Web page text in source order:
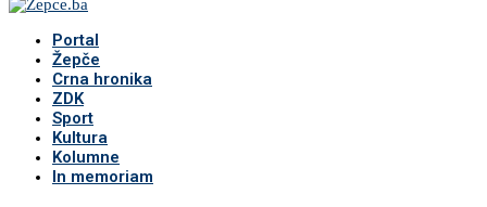
Portal
Žepče
Crna hronika
ZDK
Sport
Kultura
Kolumne
In memoriam